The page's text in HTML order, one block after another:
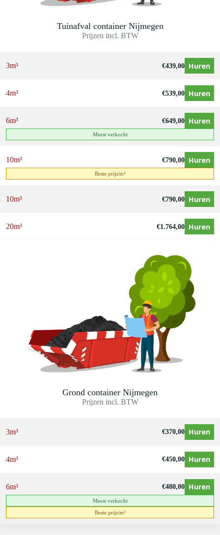
Tuinafval container Nijmegen
Prijzen incl. BTW
3m³ €439,00 Huren
4m³ €539,00 Huren
6m³ €649,00 Huren
Meest verkocht
10m³ €790,00 Huren
Beste prijs/m³
10m³ €790,00 Huren
20m³ €1.764,00 Huren
Grond container Nijmegen
Prijzen incl. BTW
3m³ €370,00 Huren
4m³ €450,00 Huren
6m³ €480,00 Huren
Meest verkocht
Beste prijs/m³